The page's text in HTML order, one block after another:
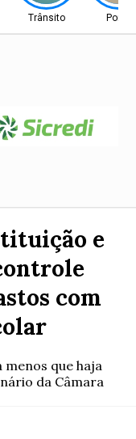
Trânsito Ponte
e
com
menos que haja
da Câmara